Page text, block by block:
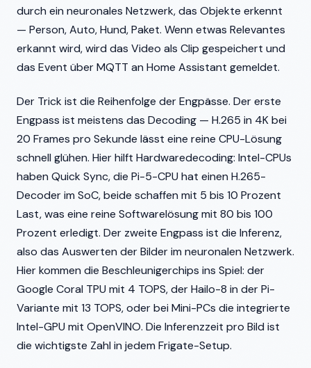
durch ein neuronales Netzwerk, das Objekte erkennt
— Person, Auto, Hund, Paket. Wenn etwas Relevantes
erkannt wird, wird das Video als Clip gespeichert und
das Event über MQTT an Home Assistant gemeldet.
Der Trick ist die Reihenfolge der Engpässe. Der erste
Engpass ist meistens das Decoding — H.265 in 4K bei
20 Frames pro Sekunde lässt eine reine CPU-Lösung
schnell glühen. Hier hilft Hardwaredecoding: Intel-CPUs
haben Quick Sync, die Pi-5-CPU hat einen H.265-
Decoder im SoC, beide schaffen mit 5 bis 10 Prozent
Last, was eine reine Softwarelösung mit 80 bis 100
Prozent erledigt. Der zweite Engpass ist die Inferenz,
also das Auswerten der Bilder im neuronalen Netzwerk.
Hier kommen die Beschleunigerchips ins Spiel: der
Google Coral TPU mit 4 TOPS, der Hailo-8 in der Pi-
Variante mit 13 TOPS, oder bei Mini-PCs die integrierte
Intel-GPU mit OpenVINO. Die Inferenzzeit pro Bild ist
die wichtigste Zahl in jedem Frigate-Setup.